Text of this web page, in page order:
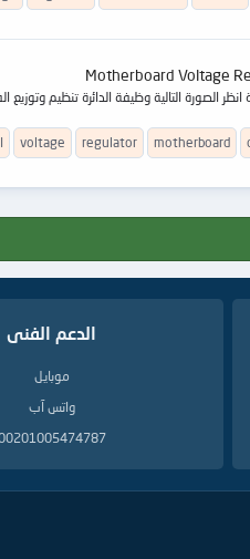
motherboard
regulator
voltage
الدعم الفنى
موبايل
واتس آب